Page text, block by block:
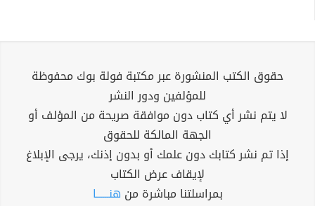
حقوق الكتب المنشورة عبر مكتبة فولة بوك محفوظة
للمؤلفين ودور النشر
لا يتم نشر أي كتاب دون موافقة صريحة من المؤلف أو
الجهة المالكة للحقوق
إذا تم نشر كتابك دون علمك أو بدون إذنك، يرجى الإبلاغ
لإيقاف عرض الكتاب
بمراسلتنا مباشرة من هنــــــا